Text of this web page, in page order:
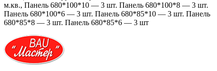
м.кв., Панель 680*100*10 — 3 шт. Панель 680*100*8 — 3 шт.
Панель 680*100*6 — 3 шт. Панель 680*85*10 — 3 шт. Панель
680*85*8 — 3 шт. Панель 680*85*6 — 3 шт